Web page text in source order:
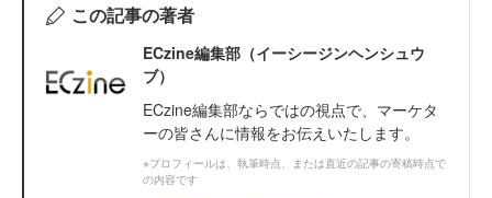
この記事の著者
ECzine編集部（イーシージンヘンシュウ
ブ）
ECzine編集部ならではの視点で、マーケタ
ーの皆さんに情報をお伝えいたします。
※プロフィールは、執筆時点、または直近の記事の寄稿時点で
の内容です